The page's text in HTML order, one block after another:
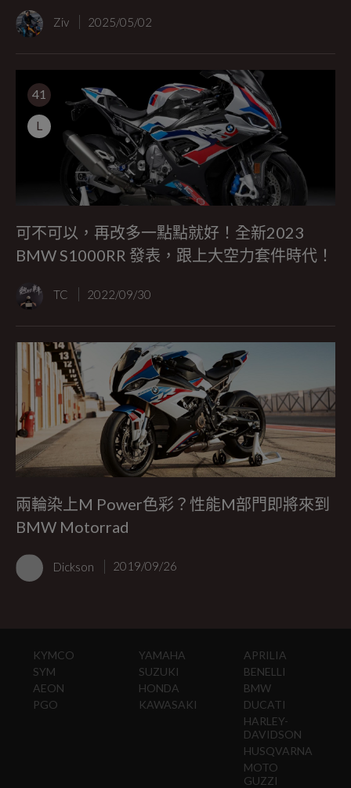
Ziv 2025/05/02
41
L
可不可以，再改多一點點就好！全新2023
BMW S1000RR 發表，跟上大空力套件時代！
TC 2022/09/30
兩輪染上M Power色彩？性能M部門即將來到
BMW Motorrad
Dickson 2019/09/26
KYMCO
SYM
AEON
PGO
YAMAHA
SUZUKI
HONDA
KAWASAKI
APRILIA
BENELLI
BMW
DUCATI
HARLEY-
DAVIDSON
HUSQVARNA
MOTO
GUZZI